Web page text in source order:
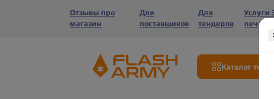
Отзывы про
магазин
Для
поставщиков
Для
тендеров
Услуги
печати
Каталог